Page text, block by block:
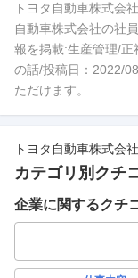
トヨタ自動車株式会
自動車株式会社の社
報を掲載:生産管理/
の話/投稿日：2022/
ただけます。
トヨタ自動車株式会社
カテゴリ別クチ
企業に関するクチ